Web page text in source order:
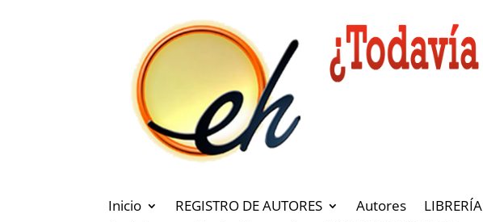
Inicio REGISTRO DE AUTORES Autores LIBRERÍA